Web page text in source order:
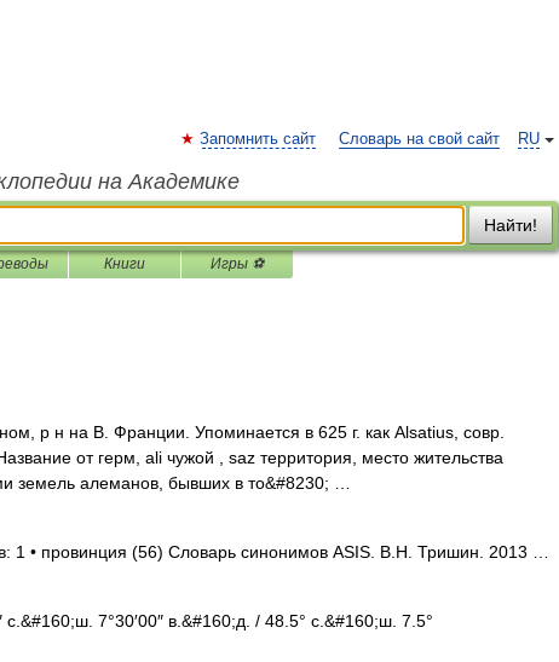
RU
Запомнить сайт Словарь на свой сайт
на Академике
Найти!
Книги Игры ⚽
р н на В. Франции. Упоминается в 625 г. как Alsatius, совр.
от герм, ali чужой , saz территория, место жительства
земель алеманов, бывших в то&#8230; …
1 • провинция (56) Словарь синонимов ASIS. В.Н. Тришин. 2013 …
7°30′00″ в.&#160;д. / 48.5° с.&#160;ш. 7.5°